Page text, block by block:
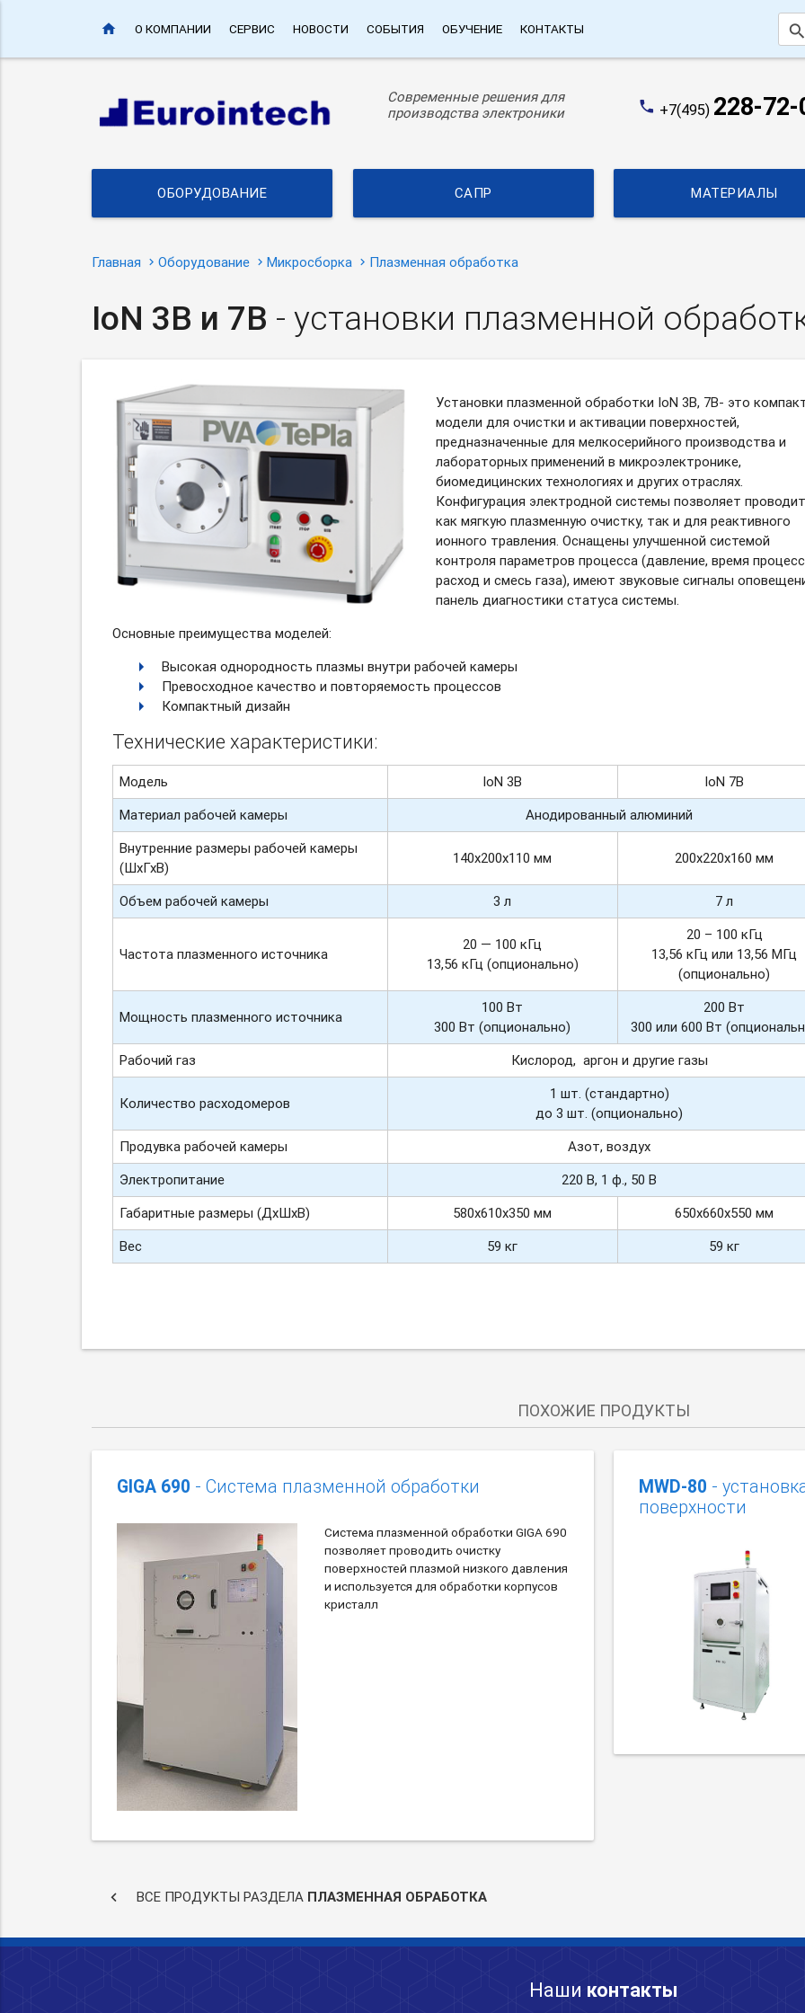
home О КОМПАНИИ СЕРВИС НОВОСТИ СОБЫТИЯ ОБУЧЕНИЕ КОНТАКТЫ
Современные решения для
производства электроники
phone +7(495) 228-72-
ОБОРУДОВАНИЕ САПР МАТЕРИАЛЫ
Главная Оборудование Микросборка Плазменная обработка
IoN 3B и 7B - установки плазменной
Установки плазменной обработки IoN 3B, 7B- это
модели для очистки и активации поверхностей,
предназначенные для мелкосерийного производства и
лабораторных применений в микроэлектронике,
биомедицинских технологиях и других отраслях.
Конфигурация электродной системы позволяет
как мягкую плазменную очистку, так и для реактивного
ионного травления. Оснащены улучшенной системой
контроля параметров процесса (давление, время
расход и смесь газа), имеют звуковые сигналы
панель диагностики статуса системы.
Основные преимущества моделей:
Высокая однородность плазмы внутри рабочей камеры
Превосходное качество и повторяемость процессов
Компактный дизайн
Технические характеристики:
Модель IoN 3B
IoN 7B
Материал рабочей камеры
Анодированный алюминий
Внутренние размеры рабочей камеры
(ШхГхВ)
140х200х110 мм 200х220х160 мм
Объем рабочей камеры 3 л 7 л
Частота плазменного источника
20 — 100 кГц
13,56 кГц (опционально)
20 – 100 кГц
13,56 кГц или 13,56 МГц
(опционально)
Мощность плазменного источника
100 Вт
300 Вт (опционально)
200 Вт
300 или 600 Вт
Рабочий газ
Кислород, аргон и другие газы
Количество расходомеров
1 шт. (стандартно)
до 3 шт. (опционально)
Продувка рабочей камеры
Азот, воздух
Электропитание
220 В, 1 ф., 50 В
Габаритные размеры (ДхШхВ)
580х610х350 мм
650х660х550 мм
Вес
59 кг 59 кг
ПОХОЖИЕ ПРОДУКТЫ
GIGA 690 - Система плазменной обработки
Система плазменной обработки GIGA 690
позволяет проводить очистку
поверхностей плазмой низкого давления
и используется для обработки корпусов
кристалл
MWD-80 -
поверхности
keyboard_arrow_left ВСЕ ПРОДУКТЫ РАЗДЕЛА ПЛАЗМЕННАЯ ОБРАБОТКА
Наши контакты